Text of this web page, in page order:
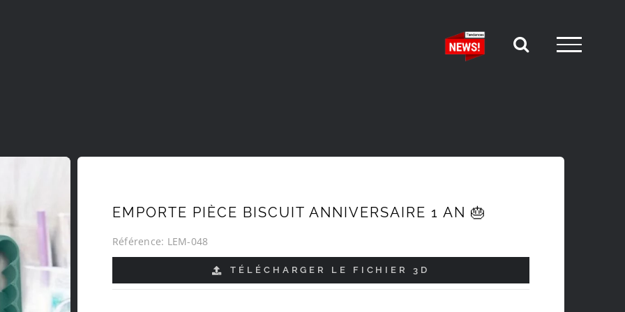
EMPORTE PIÈCE BISCUIT ANNIVERSAIRE 1 AN 🎂
Référence: LEM-048
TÉLÉCHARGER LE FICHIER 3D